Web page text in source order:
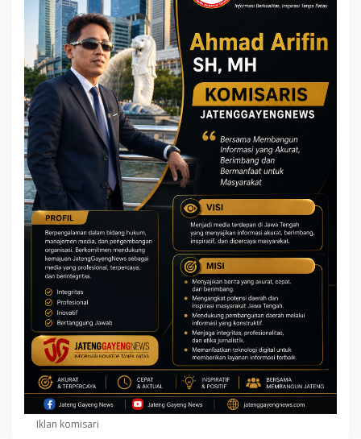
Iklan komisari